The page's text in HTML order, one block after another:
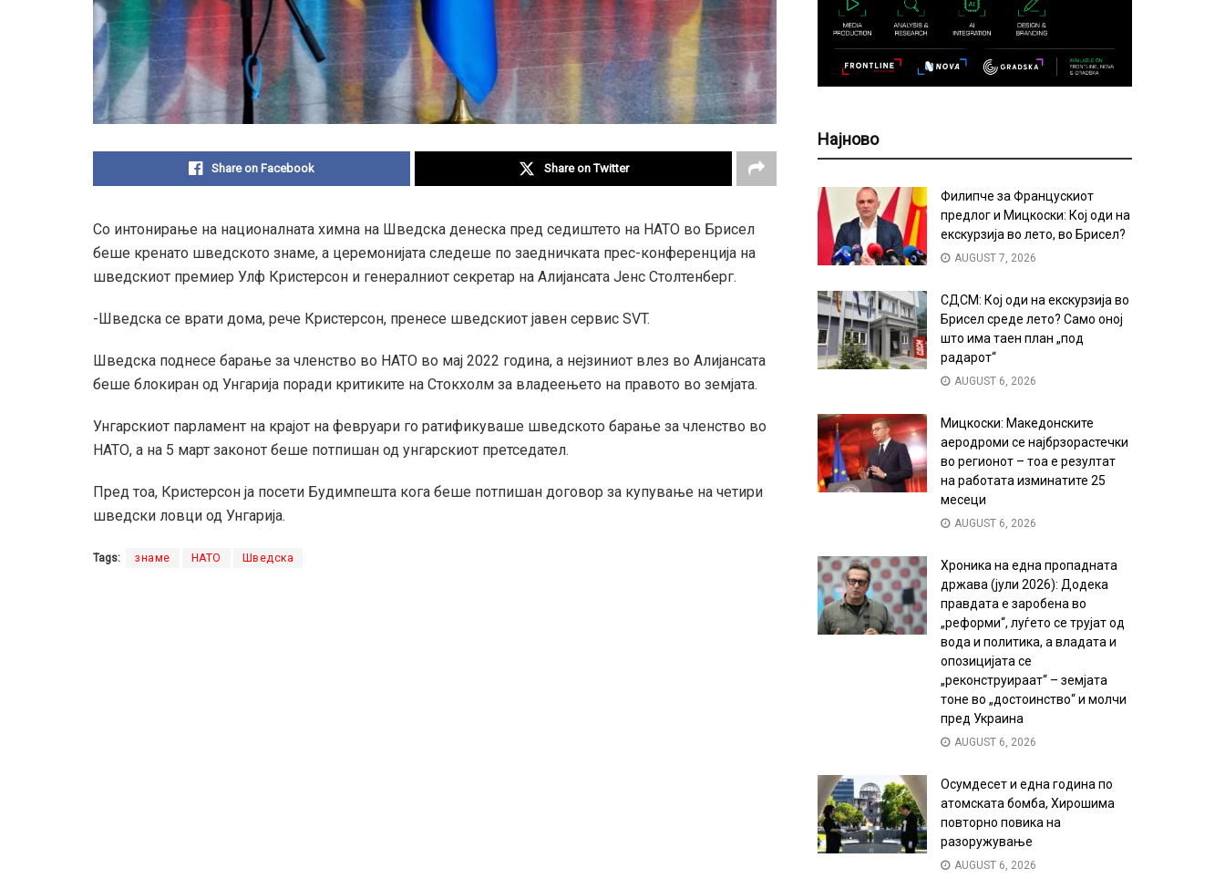
Share on Facebook Share on Twitter
Со интонирање на националната химна на Шведска денеска пред седиштето на НАТО во Брисел
беше кренато шведското знаме, а церемонијата следеше по заедничката прес-конференција на
шведскиот премиер Улф Кристерсон и генералниот секретар на Алијансата Јенс Столтенберг.
-Шведска се врати дома, рече Кристерсон, пренесе шведскиот јавен сервис SVT.
Шведска поднесе барање за членство во НАТО во мај 2022 година, а нејзиниот влез во Алијансата
беше блокиран од Унгарија поради критиките на Стокхолм за владеењето на правото во земјата.
Унгарскиот парламент на крајот на февруари го ратификуваше шведското барање за членство во
НАТО, а на 5 март законот беше потпишан од унгарскиот претседател.
Пред тоа, Кристерсон ја посети Будимпешта кога беше потпишан договор за купување на четири
шведски ловци од Унгарија.
Tags: знаме НАТО Шведска
Најново
Филипче за Францускиот
предлог и Мицкоски: Кој оди на
екскурзија во лето, во Брисел?
AUGUST 7, 2026
СДСМ: Кој оди на екскурзија во
Брисел среде лето? Само оној
што има таен план „под
радарот“
AUGUST 6, 2026
Мицкоски: Македонските
аеродроми се најбрзорастечки
во регионот – тоа е резултат
на работата изминатите 25
месеци
AUGUST 6, 2026
Хроника на една пропадната
држава (јули 2026): Додека
правдата е заробена во
„реформи“, луѓето се трујат од
вода и политика, а владата и
опозицијата се
„реконструираат“ – земјата
тоне во „достоинство“ и молчи
пред Украина
AUGUST 6, 2026
Осумдесет и една година по
атомската бомба, Хирошима
повторно повика на
разоружување
AUGUST 6, 2026